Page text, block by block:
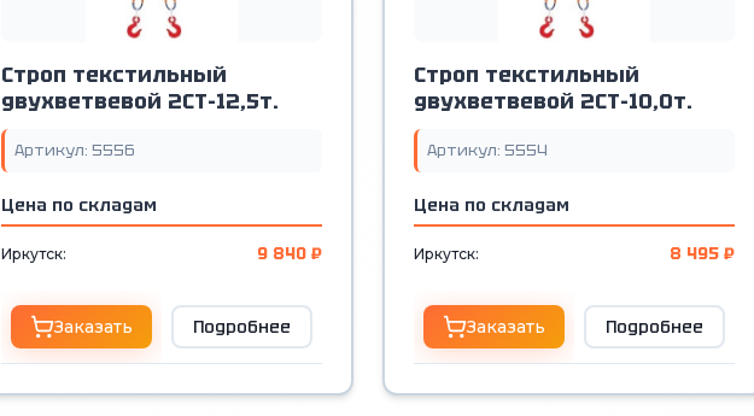
Строп текстильный
двухветвевой 2СТ-12,5т.
Артикул: 5556
Цена по складам
Иркутск: 9 840 ₽
Заказать Подробнее
Строп текстильный
двухветвевой 2СТ-10,0т.
Артикул: 5554
Цена по складам
Иркутск: 8 495 ₽
Заказать Подробнее